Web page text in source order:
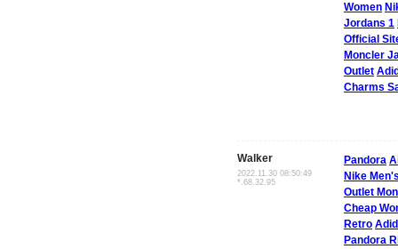
Women
Jordans 1
Official
Moncler
Outlet
Charms
Walker
2022.11.30 08:50:49
*.68.32.95
Pandora
Nike
Outlet
Cheap
Retro
Pandora